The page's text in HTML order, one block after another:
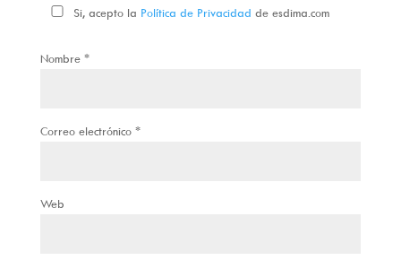
Si, acepto la Política de Privacidad de esdima.com
Nombre *
Correo electrónico *
Web